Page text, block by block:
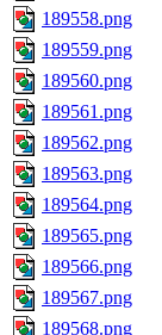
189558.png
189559.png
189560.png
189561.png
189562.png
189563.png
189564.png
189565.png
189566.png
189567.png
189568.png